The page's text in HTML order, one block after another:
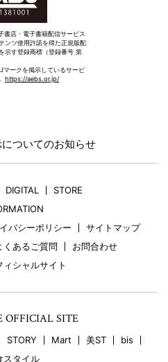
書店・電子書籍配信サービス
ンツ使用許諾を得た正規版配
示す登録商標（登録番号 第
マークを掲示しているサービ
https://aebs.or.jp/
ついてのお知らせ
DIGITAL
STORE
バシーポリシー
サイトマップ
くあるご質問
お問合わせ
シャルサイト
OFFICIAL SITE
STORY Mart 美ST
bis
スタイル